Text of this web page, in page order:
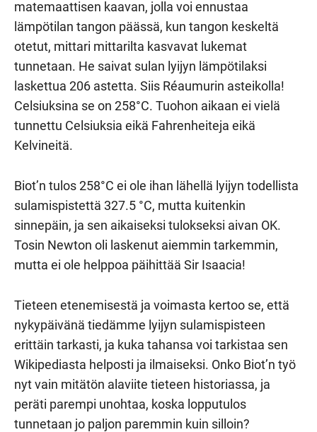
matemaattisen kaavan, jolla voi ennustaa
lämpötilan tangon päässä, kun tangon keskeltä
otetut, mittari mittarilta kasvavat lukemat
tunnetaan. He saivat sulan lyijyn lämpötilaksi
laskettua 206 astetta. Siis Réaumurin asteikolla!
Celsiuksina se on 258°C. Tuohon aikaan ei vielä
tunnettu Celsiuksia eikä Fahrenheiteja eikä
Kelvineitä.
Biot’n tulos 258°C ei ole ihan lähellä lyijyn todellista
sulamispistettä 327.5 °C, mutta kuitenkin
sinnepäin, ja sen aikaiseksi tulokseksi aivan OK.
Tosin Newton oli laskenut aiemmin tarkemmin,
mutta ei ole helppoa päihittää Sir Isaacia!
Tieteen etenemisestä ja voimasta kertoo se, että
nykypäivänä tiedämme lyijyn sulamispisteen
erittäin tarkasti, ja kuka tahansa voi tarkistaa sen
Wikipediasta helposti ja ilmaiseksi. Onko Biot’n työ
nyt vain mitätön alaviite tieteen historiassa, ja
peräti parempi unohtaa, koska lopputulos
tunnetaan jo paljon paremmin kuin silloin?